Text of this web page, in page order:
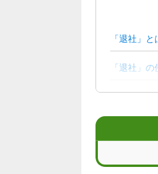
「退社」と
「退社」
退社と混